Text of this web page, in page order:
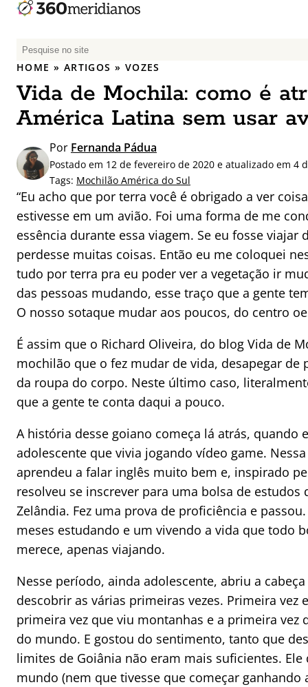
P
e
q
u
i
a
r
p
o
:
HOME » ARTIGOS » VOZES
Vida de Mochila: como é
América Latina sem usar
Por Fernanda Pádua
Postado em 12 de fevereiro de 2020 e atualizado em 4
Tags: Mochilão América do Sul
“Eu acho que por terra você é obrigado a ver
estivesse em um avião. Foi uma forma de me
essência durante essa viagem. Se eu fosse viajar
perdesse muitas coisas. Então eu me coloquei
tudo por terra pra eu poder ver a vegetação ir
das pessoas mudando, esse traço que a gente
O nosso sotaque mudar aos poucos, do centro
É assim que o Richard Oliveira, do blog Vida de
mochilão que o fez mudar de vida, desapegar de
da roupa do corpo. Neste último caso,
que a gente te conta daqui a pouco.
A história desse goiano começa lá atrás, quando
adolescente que vivia jogando vídeo game.
aprendeu a falar inglês muito bem e, inspirado
resolveu se inscrever para uma bolsa de estudos
Zelândia. Fez uma prova de proficiência e
meses estudando e um vivendo a vida que todo
merece, apenas viajando.
Nesse período, ainda adolescente, abriu a
descobrir as várias primeiras vezes. Primeira vez
primeira vez que viu montanhas e a primeira vez
do mundo. E gostou do sentimento, tanto que
limites de Goiânia não eram mais suficientes. Ele
mundo (nem que tivesse que começar ganhando